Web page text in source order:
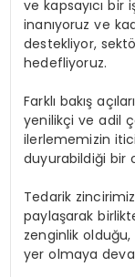
ve kapsayıcı bir
inanıyoruz ve
destekliyor,
hedefliyoruz.
Farklı bakış
yenilikçi ve adil
ilerlememizin
duyurabildiği bir
Tedarik
paylaşarak
zenginlik
yer olmaya